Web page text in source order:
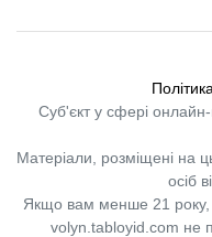
Суб'єкт у сфері
Матеріали, розміщені на
осіб
Якщо вам менше 21 року,
volyn.tabloyid.com не